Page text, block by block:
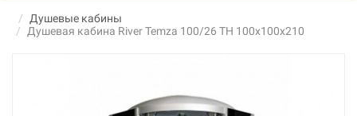
Душевые кабины
Душевая кабина River Temza 100/26 ТН 100х100х210